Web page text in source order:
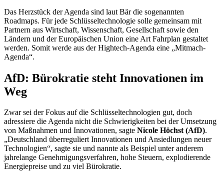
Das Herzstück der Agenda sind laut Bär die sogenannten
Roadmaps. Für jede Schlüsseltechnologie solle gemeinsam mit
Partnern aus Wirtschaft, Wissenschaft, Gesellschaft sowie den
Ländern und der Europäischen Union eine Art Fahrplan gestaltet
werden. Somit werde aus der Hightech-Agenda eine „Mitmach-
Agenda“.
AfD: Bürokratie steht Innovationen im
Weg
Zwar sei der Fokus auf die Schlüsseltechnologien gut, doch
adressiere die Agenda nicht die Schwierigkeiten bei der Umsetzung
von Maßnahmen und Innovationen, sagte Nicole Höchst (AfD).
„Deutschland überreguliert Innovationen und Ansiedlungen neuer
Technologien“, sagte sie und nannte als Beispiel unter anderem
jahrelange Genehmigungsverfahren, hohe Steuern, explodierende
Energiepreise und zu viel Bürokratie.